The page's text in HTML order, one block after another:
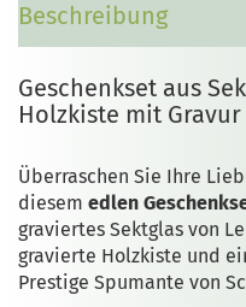
Beschreibung
Geschenkset aus
Holzkiste mit
Überraschen Sie Ihre
diesem edlen
graviertes Sektglas von
gravierte Holzkiste und
Prestige Spumante von